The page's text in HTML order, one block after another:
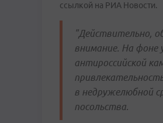
ссылкой на РИА Новости.
"Действительно,
внимание. На фоне
антироссийской
в недружелюбной
посольства.